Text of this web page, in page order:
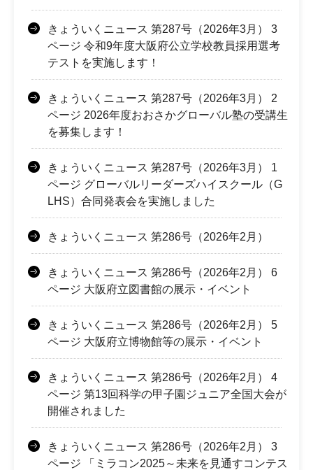
きょういくニュース 第287号（2026年3月） 3
ページ 令和9年度大阪府公立学校教員採用選考
テストを実施します！
きょういくニュース 第287号（2026年3月） 2
ページ 2026年度おおさかグローバル塾の受講生
を募集します！
きょういくニュース 第287号（2026年3月） 1
ページ グローバルリーダーズハイスクール（G
LHS）合同発表会を実施しました
きょういくニュース 第286号（2026年2月）
きょういくニュース 第286号（2026年2月） 6
ページ 大阪府立図書館の展示・イベント
きょういくニュース 第286号（2026年2月） 5
ページ 大阪府立博物館等の展示・イベント
きょういくニュース 第286号（2026年2月） 4
ページ 第13回科学の甲子園ジュニア全国大会が
開催されました
きょういくニュース 第286号（2026年2月） 3
ページ 「ミラコン2025～未来を見通すコンテス